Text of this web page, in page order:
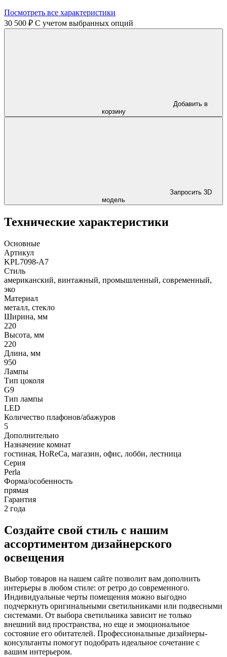
Посмотреть все характеристики
30 500 ₽ C учетом выбранных опций
Добавить в
корзину
Запросить 3D
модель
Технические характеристики
Основные
Артикул
KPL7098-A7
Стиль
американский, винтажный, промышленный, современный,
эко
Материал
металл, стекло
Ширина, мм
220
Высота, мм
220
Длина, мм
950
Лампы
Тип цоколя
G9
Тип лампы
LED
Количество плафонов/абажуров
5
Дополнительно
Назначение комнат
гостиная, HoReCa, магазин, офис, лобби, лестница
Серия
Perla
Форма/особенность
прямая
Гарантия
2 года
Создайте свой стиль с нашим
ассортиментом дизайнерского
освещения
Выбор товаров на нашем сайте позволит вам дополнить
интерьеры в любом стиле: от ретро до современного.
Индивидуальные черты помещения можно выгодно
подчеркнуть оригинальными светильниками или подвесными
системами. От выбора светильника зависит не только
внешний вид пространства, но еще и эмоциональное
состояние его обитателей. Профессиональные дизайнеры-
консультанты помогут подобрать идеальное сочетание с
вашим интерьером.